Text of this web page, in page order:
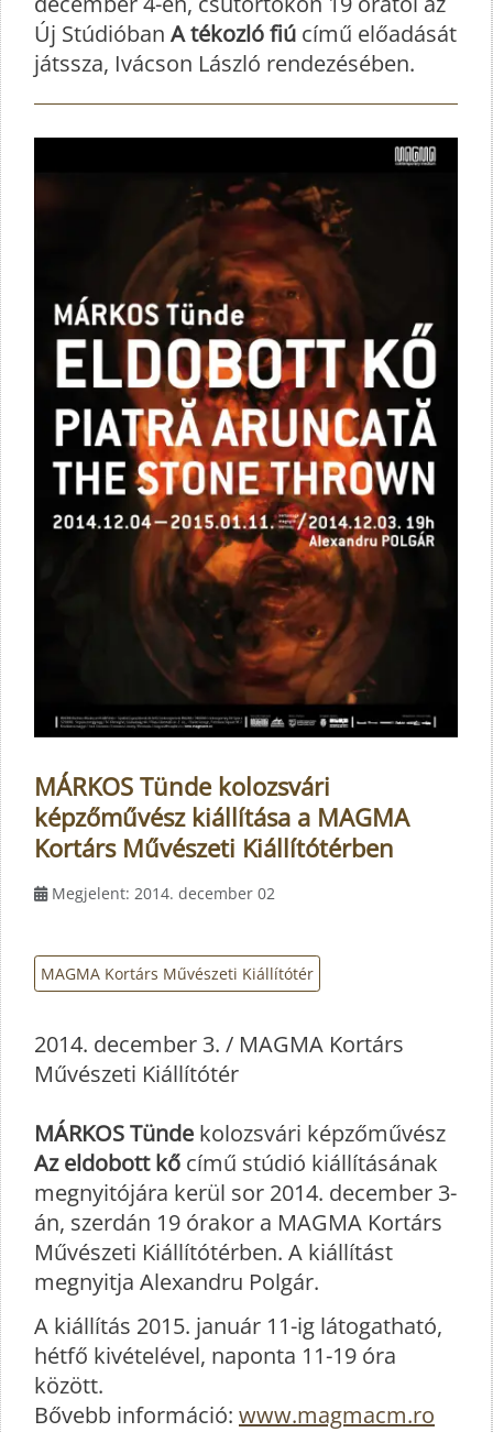
Új Stúdióban A tékozló fiú című előadását
játssza, Ivácson László rendezésében.
MÁRKOS Tünde kolozsvári
képzőművész kiállítása a MAGMA
Kortárs Művészeti Kiállítótérben
Megjelent: 2014. december 02
MAGMA Kortárs Művészeti Kiállítótér
2014. december 3. / MAGMA Kortárs
Művészeti Kiállítótér
MÁRKOS Tünde kolozsvári képzőművész
Az eldobott kő című stúdió kiállításának
megnyitójára kerül sor 2014. december 3-
án, szerdán 19 órakor a MAGMA Kortárs
Művészeti Kiállítótérben. A kiállítást
megnyitja Alexandru Polgár.
A kiállítás 2015. január 11-ig látogatható,
hétfő kivételével, naponta 11-19 óra
között.
Bővebb információ: www.magmacm.ro